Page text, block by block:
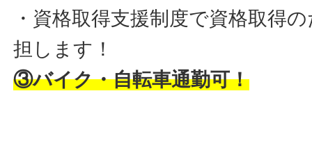
・資格取得支援制度で資格取得
担します！
③バイク・自転車通勤可！